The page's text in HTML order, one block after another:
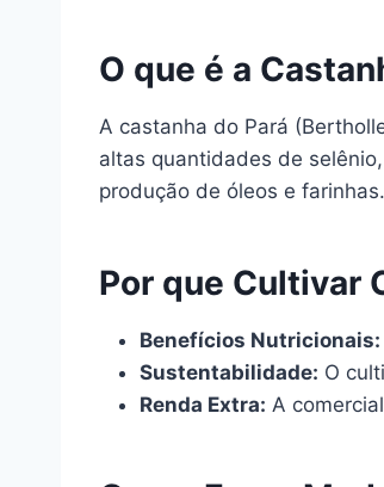
O que é a
A castanha do Pará
altas quantidades de
produção de óleos e farinhas.
Por que Cultivar
Benefícios Nutricionais:
Sustentabilidade: O
Renda Extra: A